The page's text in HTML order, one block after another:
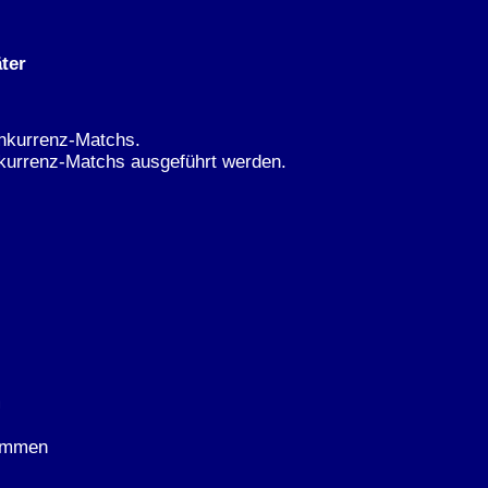
Matchs.
Matchs ausgeführt werden.